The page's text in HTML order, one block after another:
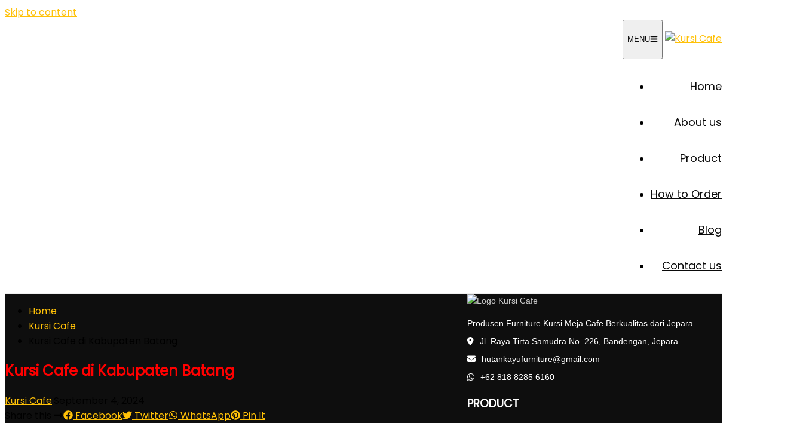
Skip to content
MENU
Home
About us
Product
How to Order
Blog
Contact us
Home
Kursi Cafe
Kursi Cafe di Kabupaten Batang
Kursi Cafe
Facebook Twitter WhatsApp Pin It
Produsen Furniture Kursi Meja Cafe Berkualitas dari Jepara.
Jl. Raya Tirta Samudra No. 226, Bandengan, Jepara
hutankayufurniture@gmail.com
+62 818 8285 6160
PRODUCT